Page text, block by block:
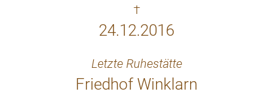
†
24.12.2016
Letzte Ruhestätte
Friedhof Winklarn